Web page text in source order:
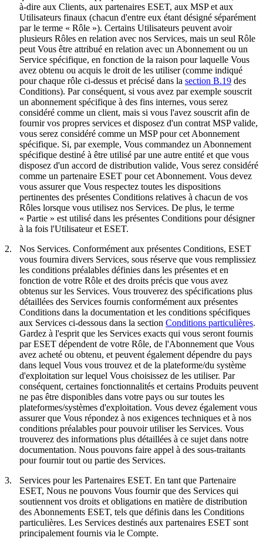
à-dire aux Clients, aux partenaires ESET, aux MSP et aux
Utilisateurs finaux (chacun d'entre eux étant désigné séparément
par le terme « Rôle »). Certains Utilisateurs peuvent avoir
plusieurs Rôles en relation avec nos Services, mais un seul Rôle
peut Vous être attribué en relation avec un Abonnement ou un
Service spécifique, en fonction de la raison pour laquelle Vous
avez obtenu ou acquis le droit de les utiliser (comme indiqué
pour chaque rôle ci-dessus et précisé dans la section B.19 des
Conditions). Par conséquent, si vous avez par exemple souscrit
un abonnement spécifique à des fins internes, vous serez
considéré comme un client, mais si vous l'avez souscrit afin de
fournir vos propres services et disposez d'un contrat MSP valide,
vous serez considéré comme un MSP pour cet Abonnement
spécifique. Si, par exemple, Vous commandez un Abonnement
spécifique destiné à être utilisé par une autre entité et que vous
disposez d'un accord de distribution valide, Vous serez considéré
comme un partenaire ESET pour cet Abonnement. Vous devez
vous assurer que Vous respectez toutes les dispositions
pertinentes des présentes Conditions relatives à chacun de vos
Rôles lorsque vous utilisez nos Services. De plus, le terme
« Partie » est utilisé dans les présentes Conditions pour désigner
à la fois l'Utilisateur et ESET.
2.
Nos Services. Conformément aux présentes Conditions, ESET
vous fournira divers Services, sous réserve que vous remplissiez
les conditions préalables définies dans les présentes et en
fonction de votre Rôle et des droits précis que vous avez
obtenus sur les Services. Vous trouverez des spécifications plus
détaillées des Services fournis conformément aux présentes
Conditions dans la documentation et les conditions spécifiques
aux Services ci-dessous dans la section Conditions particulières.
Gardez à l'esprit que les Services exacts qui vous seront fournis
par ESET dépendent de votre Rôle, de l'Abonnement que Vous
avez acheté ou obtenu, et peuvent également dépendre du pays
dans lequel Vous vous trouvez et de la plateforme/du système
d'exploitation sur lequel Vous choisissez de les utiliser. Par
conséquent, certaines fonctionnalités et certains Produits peuvent
ne pas être disponibles dans votre pays ou sur toutes les
plateformes/systèmes d'exploitation. Vous devez également vous
assurer que Vous répondez à nos exigences techniques et à nos
conditions préalables pour pouvoir utiliser les Services. Vous
trouverez des informations plus détaillées à ce sujet dans notre
documentation. Nous pouvons faire appel à des sous-traitants
pour fournir tout ou partie des Services.
3.
Services pour les Partenaires ESET. En tant que Partenaire
ESET, Nous ne pouvons Vous fournir que des Services qui
soutiennent vos droits et obligations en matière de distribution
des Abonnements ESET, tels que définis dans les Conditions
particulières. Les Services destinés aux partenaires ESET sont
principalement fournis via le Compte.